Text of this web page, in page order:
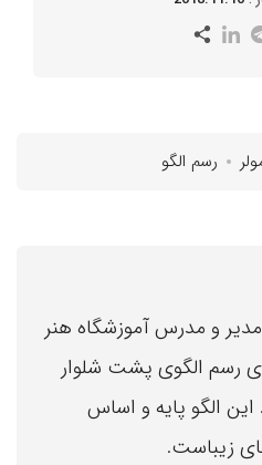
رسم الگو
و مدرس آموزشگاه هنر
رسم الگوی پشت شلوار
الگو پایه و اساس
زیباست.